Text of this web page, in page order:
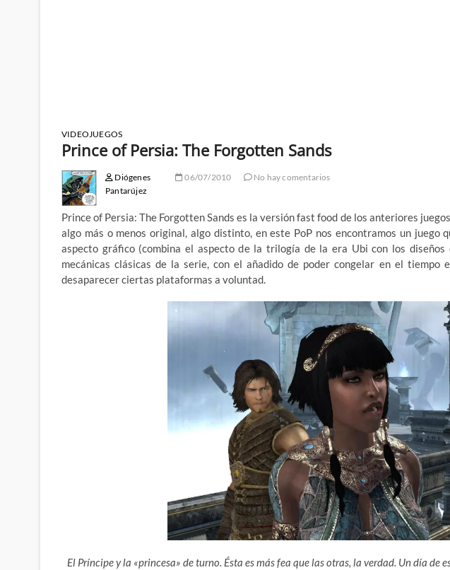
VIDEOJUEGOS
Prince of Persia: The Forgotten Sands
Diógenes
Pantarújez
06/07/2010 No hay comentarios
Prince of Persia: The Forgotten Sands es la versión fast food de los anteriores
algo más o menos original, algo distinto, en este PoP nos encontramos un juego
aspecto gráfico (combina el aspecto de la trilogía de la era Ubi con los
mecánicas clásicas de la serie, con el añadido de poder congelar en el tiempo
desaparecer ciertas plataformas a voluntad.
El Príncipe y la «princesa» de turno. Ésta es más fea que las otras, la verdad. Un día de